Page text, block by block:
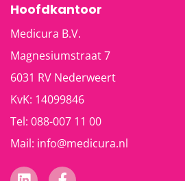
Hoofdkantoor
Medicura B.V.
Magnesiumstraat 7
6031 RV Nederweert
KvK: 14099846
Tel: 088-007 11 00
Mail: info@medicura.nl